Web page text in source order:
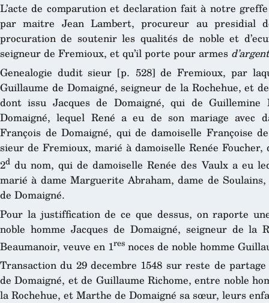
L’acte de comparution et declaration fait à notre
par maitre Jean Lambert, procureur au presidial
procuration de soutenir les qualités de noble et
seigneur de Fremioux, et qu’il porte pour armes
Genealogie dudit sieur [p. 528] de Fremioux, par
Guillaume de Domaigné, seigneur de la Rochehue, et
dont issu Jacques de Domaigné, qui de
Domaigné, lequel René a eu de son mariage avec
François de Domaigné, qui de damoiselle Françoise
sieur de Fremioux, marié à damoiselle Renée Foucher,
2d du nom, qui de damoiselle Renée des Vaulx a eu
marié à dame Marguerite Abraham, dame de
de Domaigné.
Pour la justiffication de ce que dessus, on raporte
noble homme Jacques de Domaigné, seigneur de la
Beaumanoir, veuve en 1res noces de noble homme
Transaction du 29 decembre 1548 sur reste de
de Domaigné, et de Guillaume Richome, entre noble
la Rochehue, et Marthe de Domaigné sa sœur, leurs